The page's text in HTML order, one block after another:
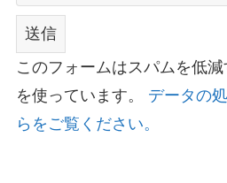
このフォームはスパムを低
を使っています。 データの
らをご覧ください。